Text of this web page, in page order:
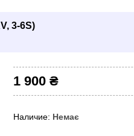
3-6S)
1 900 ₴
Наличие: Немає